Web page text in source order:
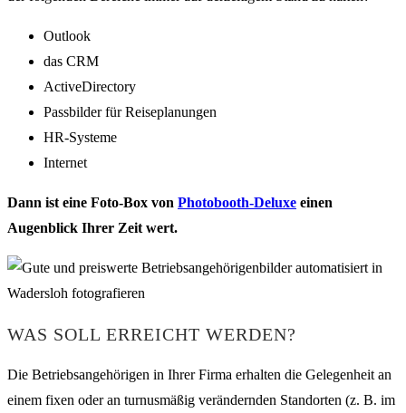
Outlook
das CRM
ActiveDirectory
Passbilder für Reiseplanungen
HR-Systeme
Internet
Dann ist eine Foto-Box von Photobooth-Deluxe einen
Augenblick Ihrer Zeit wert.
WAS SOLL ERREICHT WERDEN?
Die Betriebsangehörigen in Ihrer Firma erhalten die Gelegenheit an
einem fixen oder an turnusmäßig verändernden Standorten (z. B. im